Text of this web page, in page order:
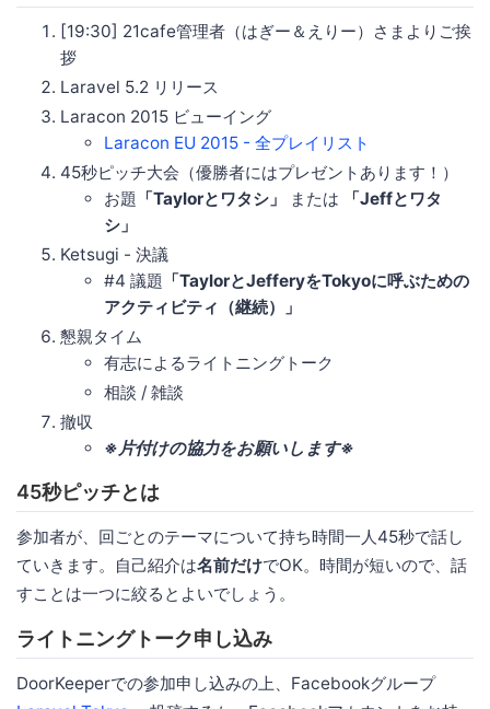
[19:30] 21cafe管理者（はぎー＆えりー）さまよりご挨
拶
Laravel 5.2 リリース
Laracon 2015 ビューイング
Laracon EU 2015 - 全プレイリスト
45秒ピッチ大会（優勝者にはプレゼントあります！）
お題 「Taylorとワタシ」 または
「Jeffとワタ
シ」
Ketsugi - 決議
#4 議題 「TaylorとJefferyをTokyoに呼ぶための
アクティビティ（継続）」
懇親タイム
有志によるライトニングトーク
相談 / 雑談
撤収
※片付けの協力をお願いします※
45秒ピッチとは
参加者が、回ごとのテーマについて持ち時間一人45秒で話し
ていきます。自己紹介は名前だけでOK。時間が短いので、話
すことは一つに絞るとよいでしょう。
ライトニングトーク申し込み
DoorKeeperでの参加申し込みの上、Facebookグループ